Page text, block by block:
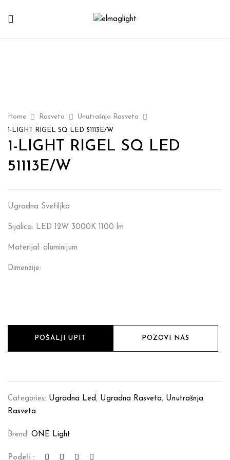
Home Rasveta
Unutrašnja Rasveta
1-LIGHT RIGEL SQ LED 51113E/W
1-LIGHT RIGEL SQ LED
51113E/W
Ugradna Svetiljka
Sijalica: LED 12W 3000K 1100 lm
Materijal: aluminijum
Dimenzije:
POŠALJI UPIT POZOVI NAS
Categories: Ugradna Led, Ugradna Rasveta, Unutrašnja
Rasveta
Brend: ONE Light
Podeli :